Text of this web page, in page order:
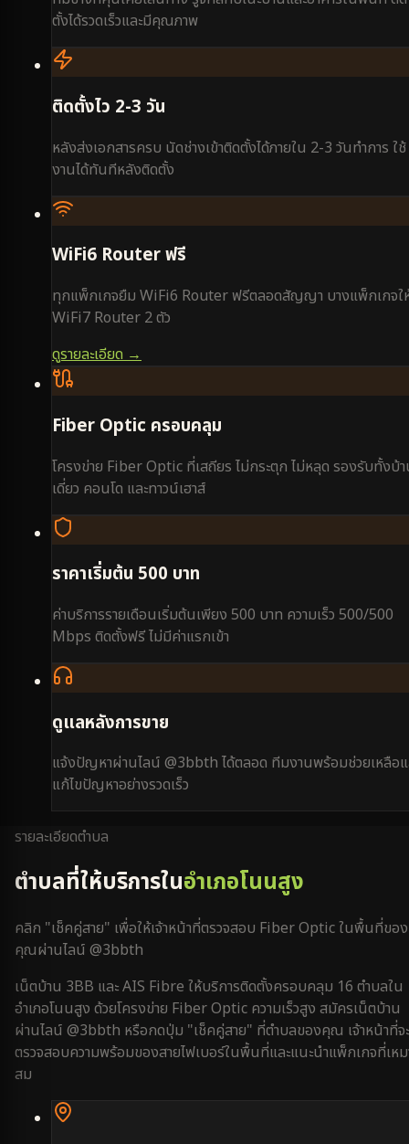
ตั้งได้รวดเร็วและมีคุณภาพ
ติดตั้งไว 2-3 วัน
หลังส่งเอกสารครบ นัดช่างเข้าติดตั้งได้ภายใน 2-3 วันทำการ ใช้
งานได้ทันทีหลังติดตั้ง
WiFi6 Router ฟรี
ทุกแพ็กเกจยืม WiFi6 Router ฟรีตลอดสัญญา บางแพ็กเกจใ
WiFi7 Router 2 ตัว
ดูรายละเอียด →
Fiber Optic ครอบคลุม
โครงข่าย Fiber Optic ที่เสถียร ไม่กระตุก ไม่หลุด รองรับทั้งบ้
เดี่ยว คอนโด และทาวน์เฮาส์
ราคาเริ่มต้น 500 บาท
ค่าบริการรายเดือนเริ่มต้นเพียง 500 บาท ความเร็ว 500/500
Mbps ติดตั้งฟรี ไม่มีค่าแรกเข้า
ดูแลหลังการขาย
แจ้งปัญหาผ่านไลน์ @3bbth ได้ตลอด ทีมงานพร้อมช่วยเหลือแ
แก้ไขปัญหาอย่างรวดเร็ว
รายละเอียดตำบล
ตำบลที่ให้บริการในอำเภอโนนสูง
คลิก "เช็คคู่สาย" เพื่อให้เจ้าหน้าที่ตรวจสอบ Fiber Optic ในพื้นที่ของ
คุณผ่านไลน์ @3bbth
เน็ตบ้าน 3BB และ AIS Fibre ให้บริการติดตั้งครอบคลุม 16 ตำบลใน
อำเภอโนนสูง ด้วยโครงข่าย Fiber Optic ความเร็วสูง สมัครเน็ตบ้าน
ผ่านไลน์ @3bbth หรือกดปุ่ม "เช็คคู่สาย" ที่ตำบลของคุณ เจ้าหน้าที่จะ
ตรวจสอบความพร้อมของสายไฟเบอร์ในพื้นที่และแนะนำแพ็กเกจที่เหม
สม